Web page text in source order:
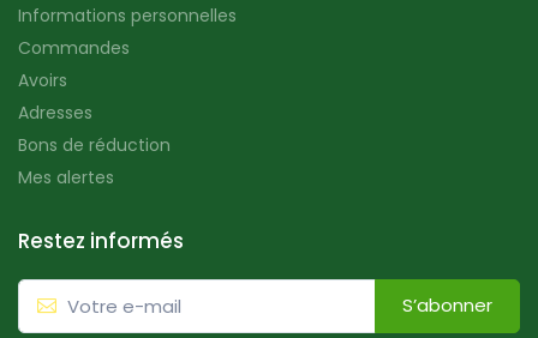
Informations personnelles
Commandes
Avoirs
Adresses
Bons de réduction
Mes alertes
Restez informés
S’abonner